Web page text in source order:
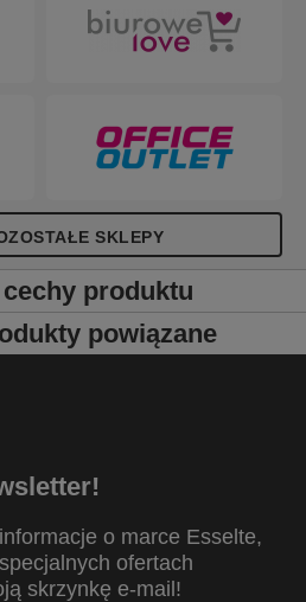
SKLEPY
produktu
powiązane
o marce Esselte,
ofertach
skrzynkę e-mail!